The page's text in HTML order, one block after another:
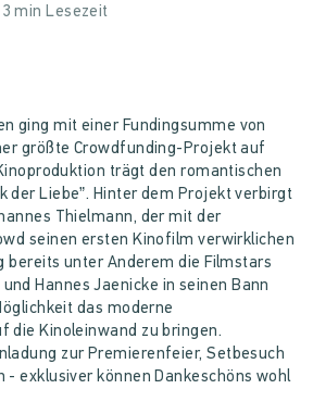
3 min Lesezeit
ging mit einer Fundingsumme von
größte Crowdfunding-Projekt auf
trägt den romantischen
der Liebe”. Hinter dem Projekt verbirgt
Thielmann, der mit der
seinen ersten Kinofilm verwirklichen
bereits unter Anderem die Filmstars
Hannes Jaenicke in seinen Bann
das moderne
die Kinoleinwand zu bringen.
zur Premierenfeier, Setbesuch
- exklusiver können Dankeschöns wohl